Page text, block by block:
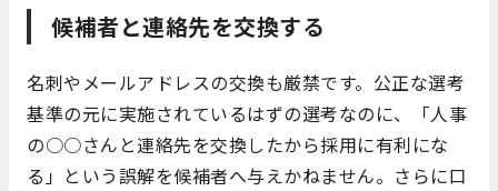
候補者と連絡先を交換する
名刺やメールアドレスの交換も厳禁です。公正な選考
基準の元に実施されているはずの選考なのに、「人事
の○○さんと連絡先を交換したから採用に有利にな
る」という誤解を候補者へ与えかねません。さらに口